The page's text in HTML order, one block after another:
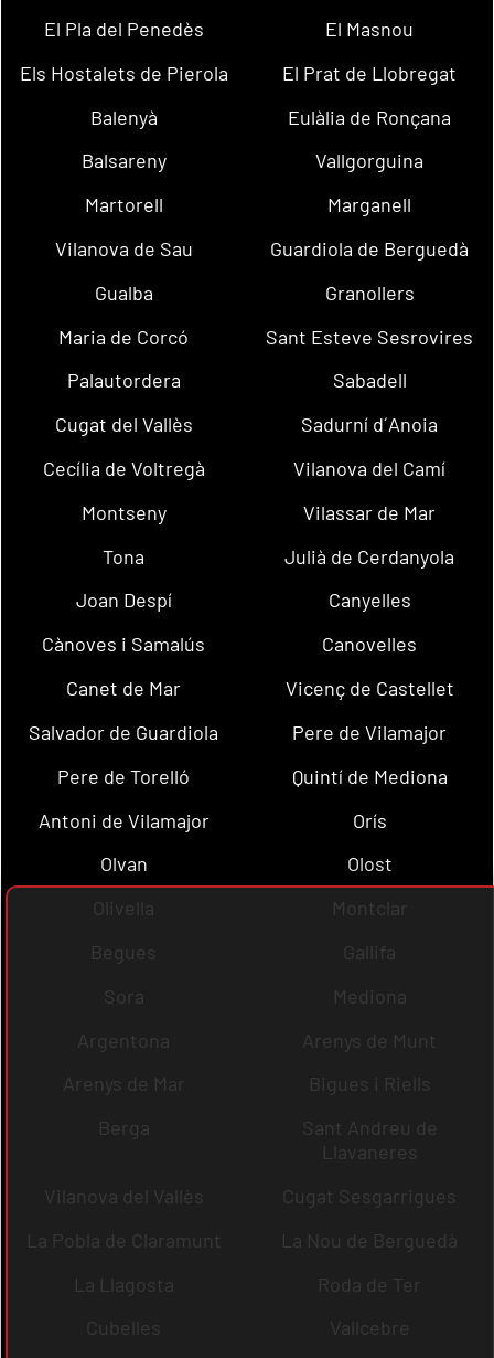
El Pla del Penedès
El Masnou
Els Hostalets de Pierola
El Prat de Llobregat
Balenyà
Eulàlia de Ronçana
Balsareny
Vallgorguina
Martorell
Marganell
Vilanova de Sau
Guardiola de Berguedà
Gualba
Granollers
Maria de Corcó
Sant Esteve Sesrovires
Palautordera
Sabadell
Cugat del Vallès
Sadurní d´Anoia
Cecília de Voltregà
Vilanova del Camí
Montseny
Vilassar de Mar
Tona
Julià de Cerdanyola
Joan Despí
Canyelles
Cànoves i Samalús
Canovelles
Canet de Mar
Vicenç de Castellet
Salvador de Guardiola
Pere de Vilamajor
Pere de Torelló
Quintí de Mediona
Antoni de Vilamajor
Orís
Olvan
Olost
Olivella
Montclar
Begues
Gallifa
Sora
Mediona
Argentona
Arenys de Munt
Arenys de Mar
Bigues i Riells
Berga
Sant Andreu de
Llavaneres
Vilanova del Vallès
Cugat Sesgarrigues
La Pobla de Claramunt
La Nou de Berguedà
La Llagosta
Roda de Ter
Cubelles
Vallcebre